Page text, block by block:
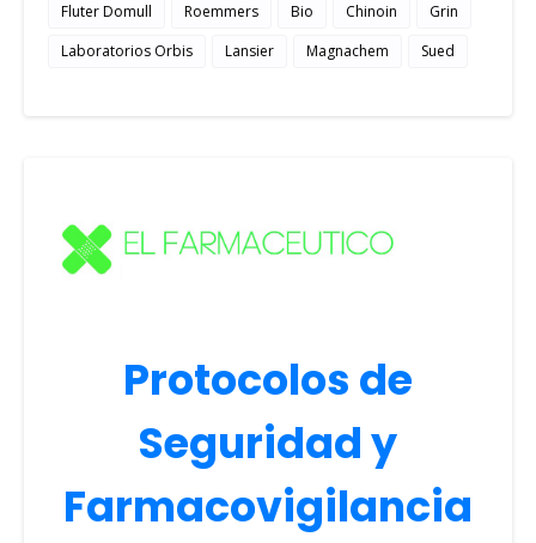
Fluter Domull
Roemmers Bio Chinoin
Grin
Laboratorios Orbis
Lansier Magnachem Sued
Protocolos de
Seguridad y
Farmacovigilancia